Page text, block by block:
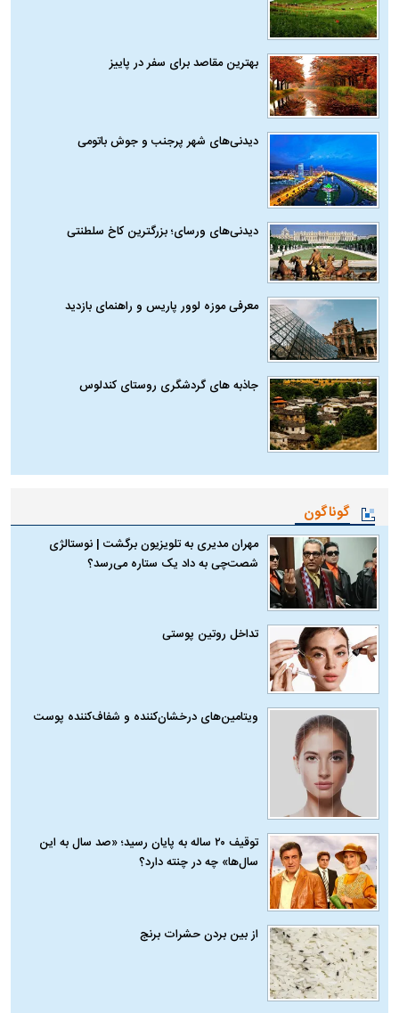
بهترین مقاصد برای سفر در پاییز
دیدنی‌های شهر پرجنب و جوش باتومی
دیدنی‌های ورسای؛ بزرگترین کاخ سلطنتی
معرفی موزه لوور پاریس و راهنمای بازدید
جاذبه های گردشگری روستای کندلوس
گوناگون
مهران مدیری به تلویزیون برگشت | نوستالژی
شصت‌چی به داد یک ستاره می‌رسد؟
تداخل روتین پوستی
ویتامین‌های درخشان‌کننده و شفاف‌کننده پوست
توقیف ۲۰ ساله به پایان رسید؛ «صد سال به این
سال‌ها» چه در چنته دارد؟
از بین بردن حشرات برنج